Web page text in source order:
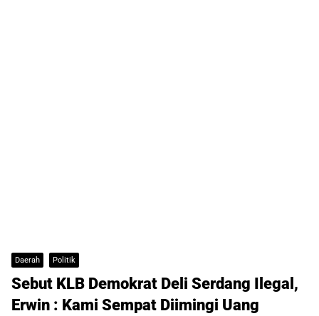
Daerah Politik
Sebut KLB Demokrat Deli Serdang Ilegal,
Erwin : Kami Sempat Diimingi Uang